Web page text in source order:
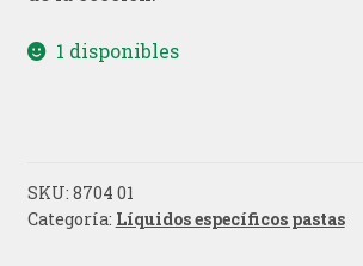
1 disponibles
SKU: 8704 01
Categoría: Líquidos específicos pastas